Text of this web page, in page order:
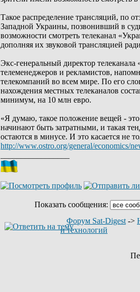
Такое распределение трансляций, по
Западной Украины, позвонивший в
возможности смотреть телеканал
дополняя их звуковой трансляцией
Экс-генеральный директор
телеменеджеров и рекламистов,
телекомпаний во всем мире. По его
нахождения местных телеканалов
минимум, на 10 млн евро.
«Я думаю, такое положение вещей -
начинают быть затратными, и такая
остаются в минусе. И это касается не
http://www.ostro.org/general/economics/
Показать сообщения:
Форум Sat-Digest ->
и технологий